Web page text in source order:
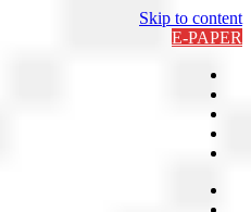
Skip to content
E-PAPER